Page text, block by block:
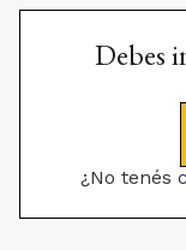
Debes
¿No tenés